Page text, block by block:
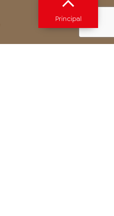
Principal